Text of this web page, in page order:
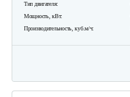
Тип двигателя:
Мощность, кВт:
Производительность, куб.м/ч: